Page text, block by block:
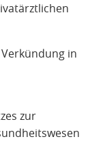
in
zur